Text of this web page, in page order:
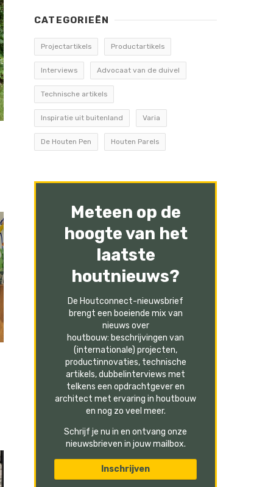
CATEGORIEËN
Projectartikels Productartikels
Interviews Advocaat van de duivel
Technische artikels
Inspiratie uit buitenland Varia
De Houten Pen Houten Parels
Meteen op de
hoogte van het
laatste
houtnieuws?
De Houtconnect-nieuwsbrief
brengt een boeiende mix van
nieuws over
houtbouw: beschrijvingen van
(internationale) projecten,
productinnovaties, technische
artikels, dubbelinterviews met
telkens een opdrachtgever en
architect met ervaring in houtbouw
en nog zo veel meer.
Schrijf je nu in en ontvang onze
nieuwsbrieven in jouw mailbox.